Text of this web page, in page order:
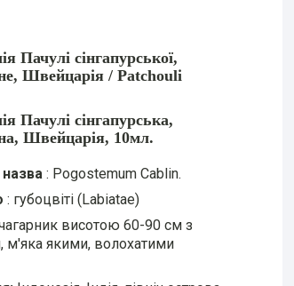
Пачулі сінгапурської,
Швейцарія / Patchouli
Пачулі сінгапурська,
Швейцарія, 10мл.
назва : Pogostemum Cablin.
: губоцвіті (Labiatae)
висотою 60-90 см з
якими, волохатими